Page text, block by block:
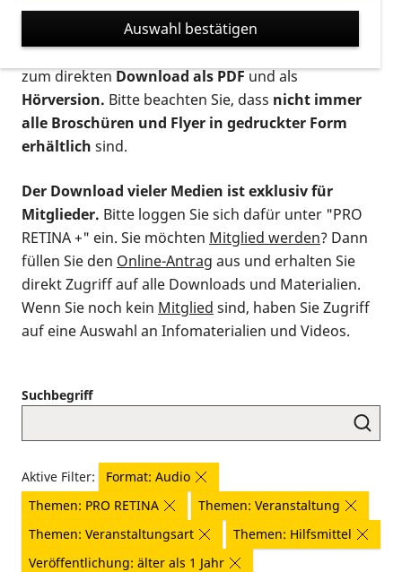
suchen. Die meisten Flyer und Broschüren werden in
verschiedenen Formaten angeboten: zur
postalischen Bestellung als gedruckte Variante
zum direktenDownload als PDFund als
Hörversion. Bitte beachten Sie, dass nicht immer
alle Broschüren und Flyer in gedruckter Form
erhältlich sind.
Der Download vieler Medien ist exklusiv für
Mitglieder. Bitte loggen Sie sich dafür unter "PRO
RETINA +" ein. Sie möchten Mitglied werden? Dann
füllen Sie den Online-Antrag aus und erhalten Sie
direkt Zugriff auf alle Downloads und Materialien.
Wenn Sie noch kein Mitglied sind, haben Sie Zugriff
auf eine Auswahl an Infomaterialien und Videos.
Suchbegriff
Aktive Filter:
Format: Audio
Themen: PRO RETINA
Themen: Veranstaltung
Themen: Veranstaltungsart
Themen: Hilfsmittel
Veröffentlichung: älter als 1 Jahr
Auswahl bestätigen